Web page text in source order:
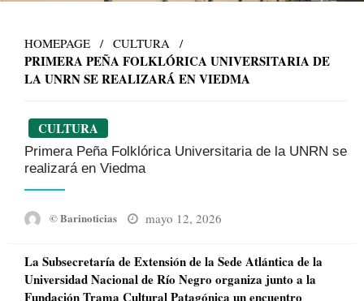
HOMEPAGE CULTURA
PRIMERA PEÑA FOLKLÓRICA UNIVERSITARIA DE
LA UNRN SE REALIZARÁ EN VIEDMA
CULTURA
Primera Peña Folklórica Universitaria de la UNRN se
realizará en Viedma
© Barinoticias
Posted
mayo 12, 2026
La Subsecretaría de Extensión de la Sede Atlántica de la
Universidad Nacional de Río Negro organiza junto a la
Fundación Trama Cultural Patagónica un encuentro